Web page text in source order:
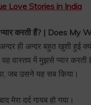
Love Stories in India
प्यार करती हैं? | Does
ही अन्दर बहुत खुशी हुई
वह वास्तव में मुझसे प्यार
जब उसने यह सब किया।
मेरा दर्द गायब हो गया।